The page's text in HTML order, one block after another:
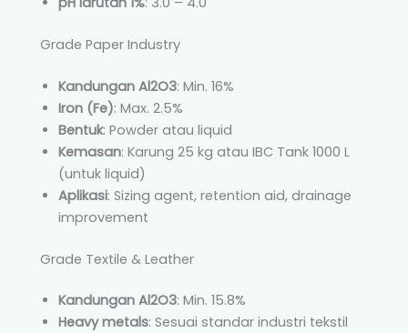
Grade Paper Industry
Kandungan Al2O3: Min. 16%
Iron (Fe): Max. 2.5%
Bentuk: Powder atau liquid
Kemasan: Karung 25 kg atau IBC Tank 1000 L
(untuk liquid)
Aplikasi: Sizing agent, retention aid, drainage
improvement
Grade Textile & Leather
Kandungan Al2O3: Min. 15.8%
Heavy metals: Sesuai standar industri tekstil